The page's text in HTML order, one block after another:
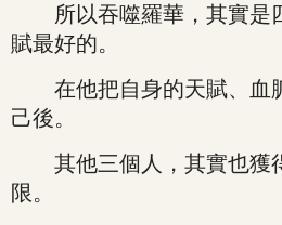
所以吞噬羅華，其實是
賦最好的。
在他把自身的天賦、血
己後。
其他三個人，其實也獲
限。